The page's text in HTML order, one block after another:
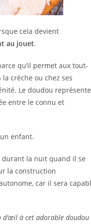
cela devient
au jouet.
qu’il permet aux tout-
crèche ou chez ses
Le doudou représente
entre le connu et
enfant.
durant la nuit quand il se
la construction
car il sera
d’œil à cet adorable doudou